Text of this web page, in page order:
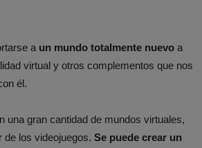
a un mundo totalmente nuevo a
virtual y otros complementos que nos
él.
una gran cantidad de mundos virtuales,
de los videojuegos. Se puede crear un